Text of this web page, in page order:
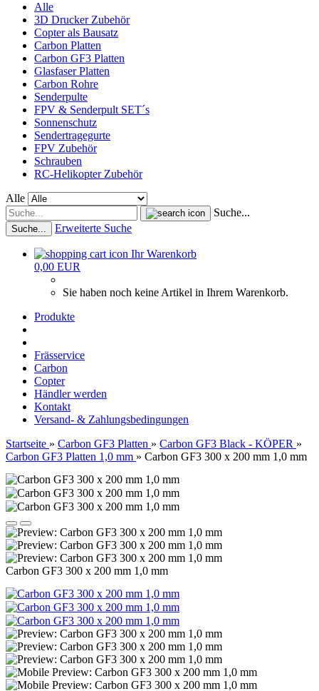
Alle
3D Drucker Zubehör
Copter als Bausatz
Carbon Platten
Carbon GF3 Platten
Glasfaser Platten
Carbon Rohre
Senderpulte
FPV & Senderpult SET´s
Sonnenschutz
Sendertragegurte
FPV Zubehör
Schrauben
RC-Helikopter Zubehör
Alle
Suche...
Suche... Erweiterte Suche
Ihr Warenkorb
0,00 EUR
Sie haben noch keine Artikel in Ihrem Warenkorb.
Produkte
Frässervice
Carbon
Copter
Händler werden
Kontakt
Versand- & Zahlungsbedingungen
Startseite » Carbon GF3 Platten » Carbon GF3 Black - KÖPER »
Carbon GF3 Platten 1,0 mm » Carbon GF3 300 x 200 mm 1,0 mm
Carbon GF3 300 x 200 mm 1,0 mm